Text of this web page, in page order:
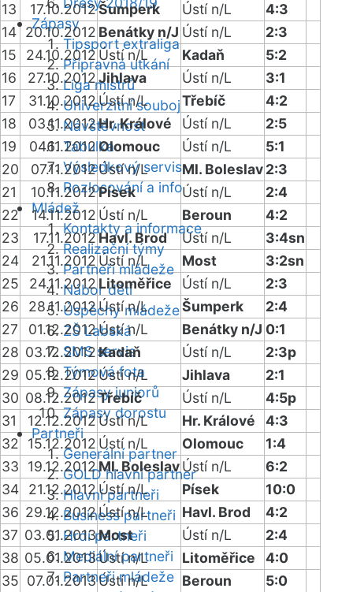
Zápasy
Tipsport extraliga
Přípravná utkání
Liga mistrů
Univerzitní souboj
Návštěvnost
Tabulka
Výsledkový servis
Rozlosování a info
Mládež
Kontakty a informace
Realizační týmy
Partneři mládeže
Nábor dětí
Úspěchy mládeže
ZŠ Labská
SMS servis
Týmová fota
Zápasy juniorů
Zápasy dorostu
Partneři
Generální partner
GOLD hlavní partner
Hlavní partneři
Business partneři
Hrdí partneři
Mediální partneři
Partneři mládeže
13
17.10.2012Šumperk Ústí n/L
4:3
14 20.10.2012 Benátky n/J Ústí n/L
2:3
15
24.10.2012 Ústí n/L Kadaň
5:2
16
27.10.2012Jihlava Ústí n/L
3:1
17
31.10.2012Ústí n/L Třebíč
4:2
18
03.11.2012Hr. Králové Ústí n/L
2:5
19
04.11.2012 Olomouc Ústí n/L
5:1
20
07.11.2012Ústí n/L Ml. Boleslav2:3
21
10.11.2012Písek Ústí n/L
2:4
22
14.11.2012 Ústí n/L Beroun
4:2
23
17.11.2012Havl. Brod Ústí n/L
3:4sn
24
21.11.2012 Ústí n/L Most
3:2sn
25
24.11.2012 Litoměřice Ústí n/L
2:3
26
28.11.2012Ústí n/L Šumperk
2:4
27
01.12.2012Ústí n/L Benátky n/J 0:1
28 03.12.2012Kadaň Ústí n/L
2:3p
29 05.12.2012Ústí n/L Jihlava
2:1
30 08.12.2012Třebíč Ústí n/L
4:5p
31
12.12.2012Ústí n/L Hr. Králové
4:3
32
15.12.2012 Ústí n/L Olomouc
1:4
33
19.12.2012Ml. BoleslavÚstí n/L
6:2
34
21.12.2012Ústí n/L Písek
10:0
36 29.12.2012Ústí n/L Havl. Brod
4:2
37 03.01.2013Most Ústí n/L
2:4
38 05.01.2013Ústí n/L Litoměřice
4:0
35 07.01.2013Ústí n/L Beroun 5:0